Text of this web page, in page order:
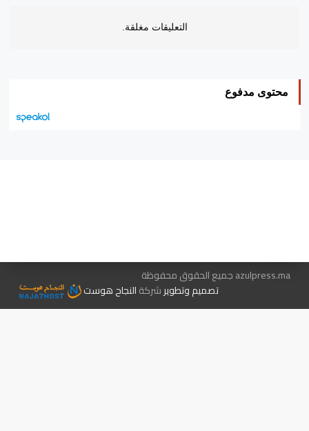
التعليقات مغلقة.
محتوى مدفوع
azulpress.ma جميع الحقوق محفوظة
تصميم وتطويرشركةالنجاح هوست